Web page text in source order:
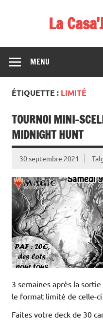
La
MENU
ÉTIQUETTE : LIMITÉ
TOURNOI MINI-
MIDNIGHT HUNT
30 septembre 2021
3 semaines après la
le format limité de celle-
Faites votre deck de 30